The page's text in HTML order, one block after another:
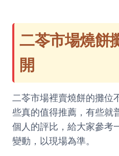
二苓市場燒餅
開
二苓市場裡賣燒餅的攤位
些真的值得推薦，有些就
個人的評比，給大家參考
變動，以現場為準。